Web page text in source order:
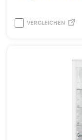
VERGLEICHEN